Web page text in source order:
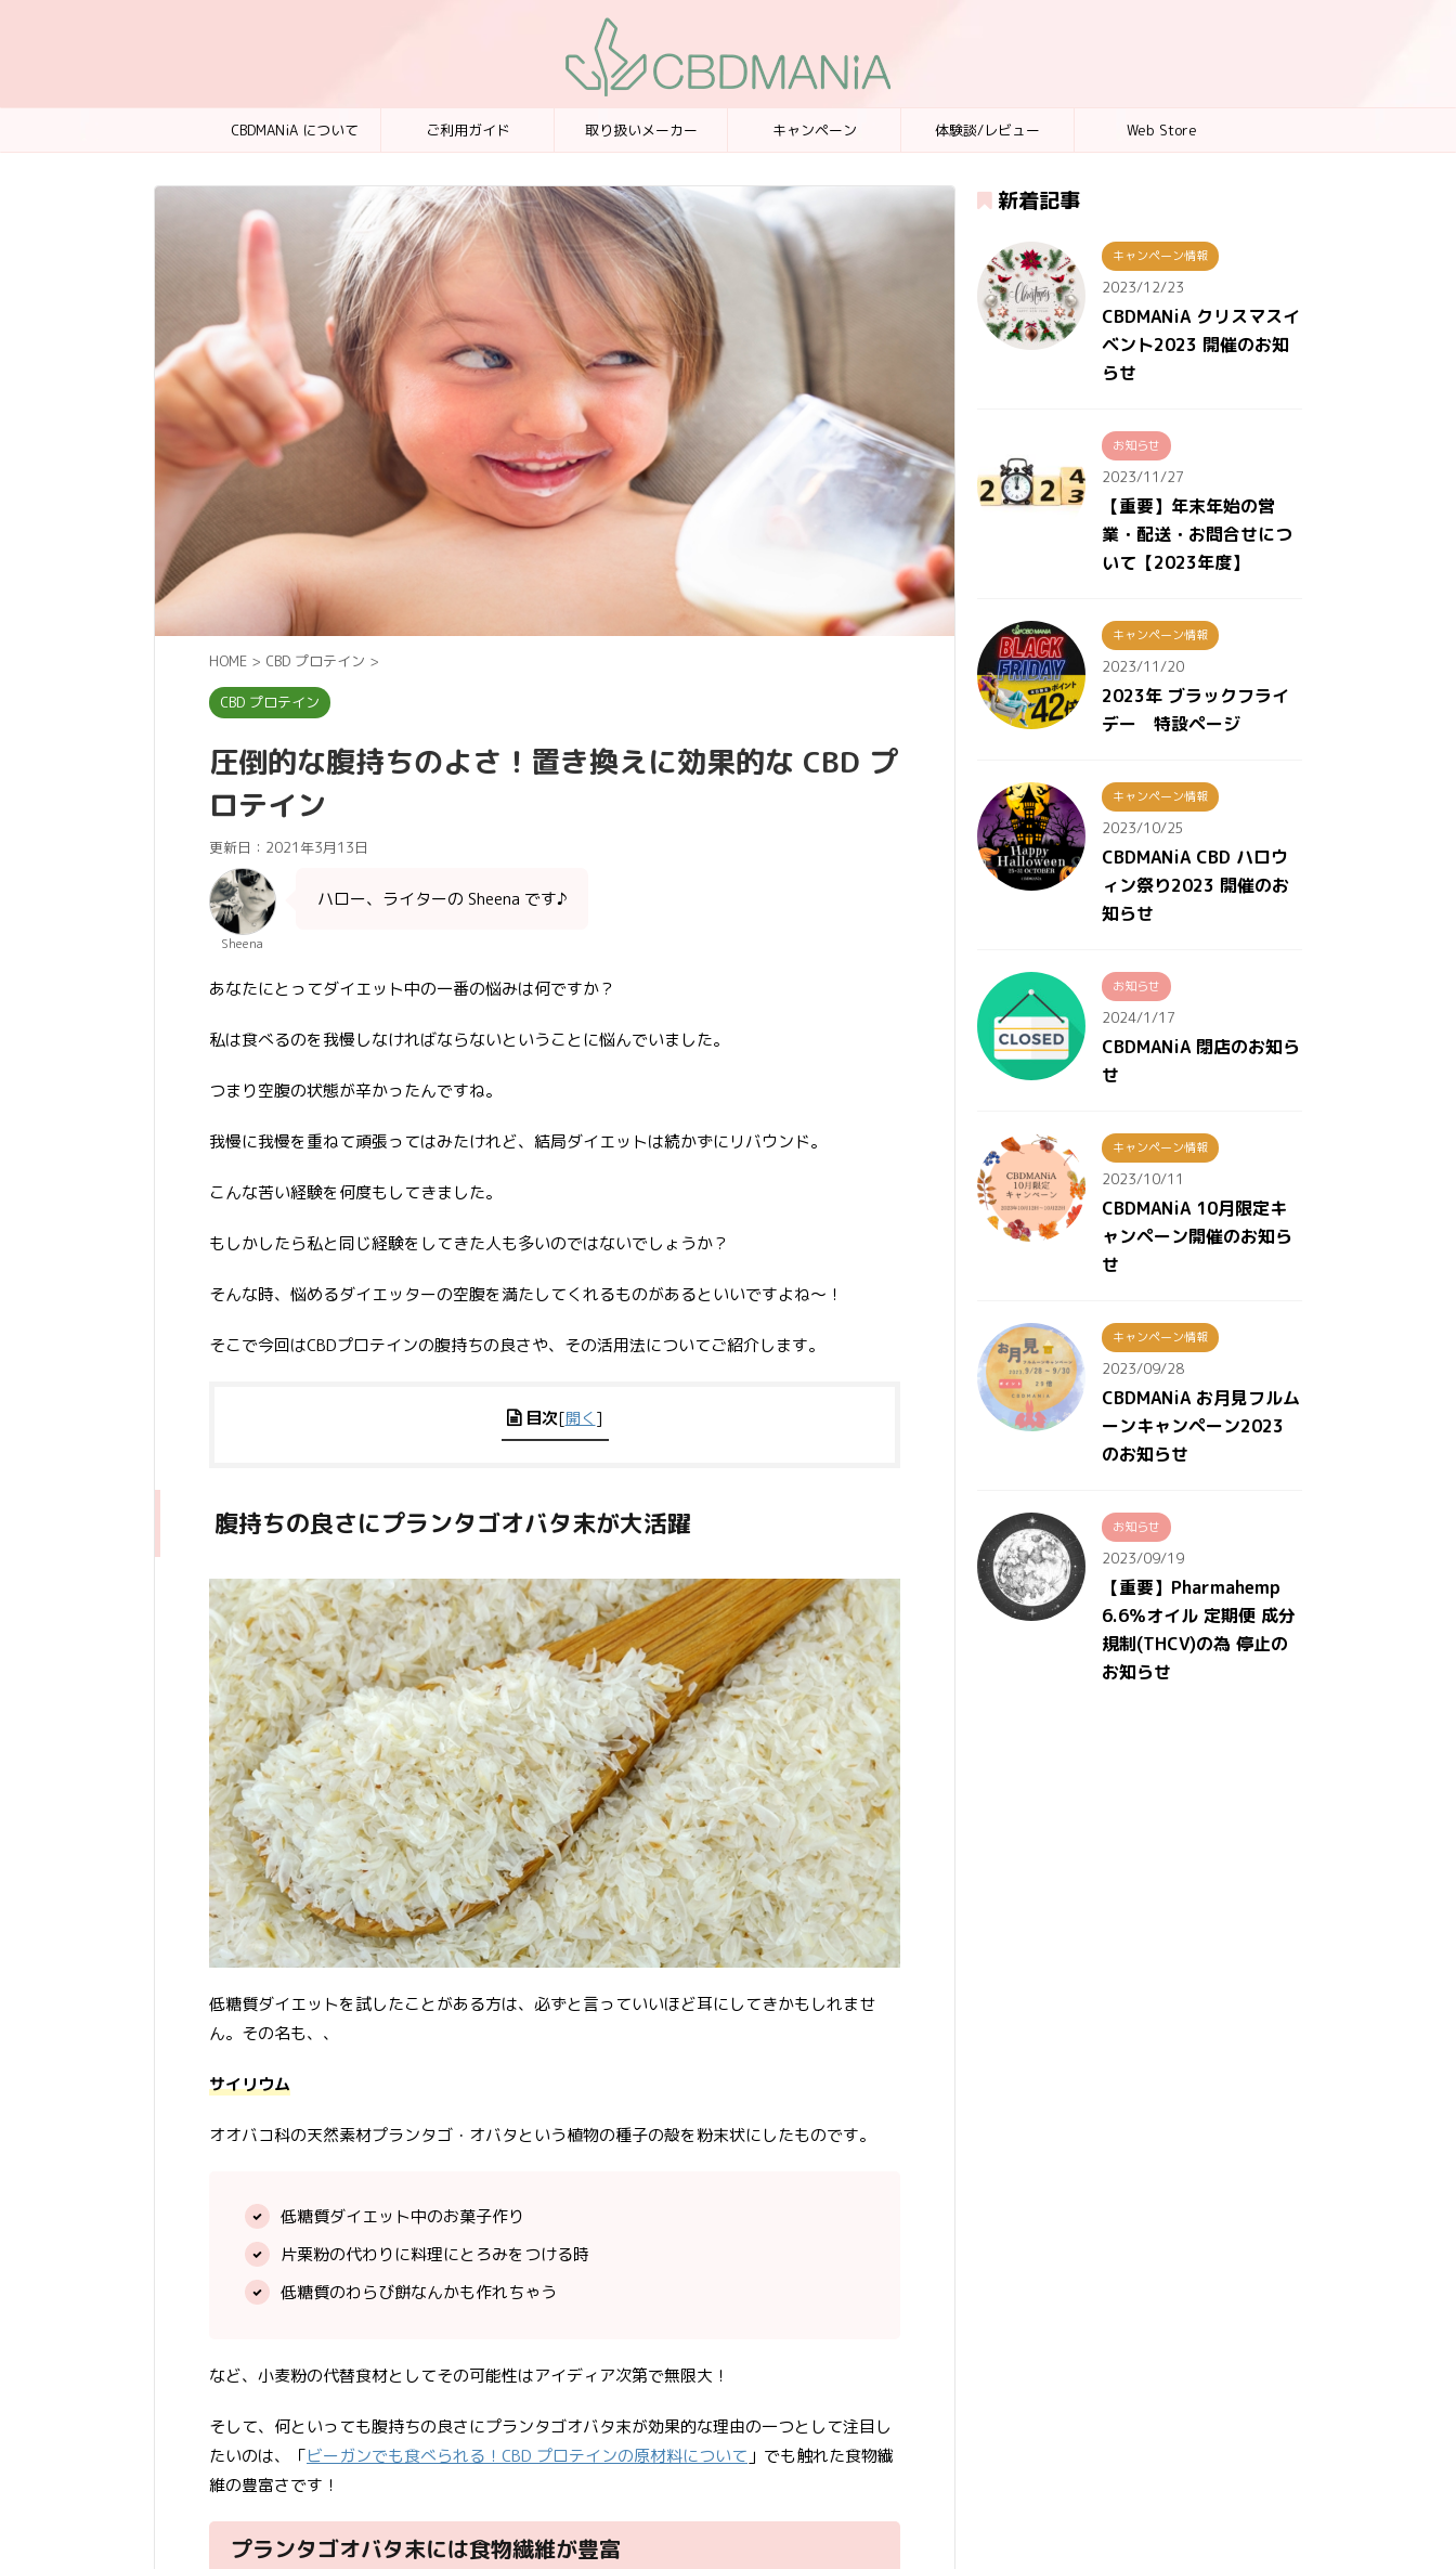
CBDMANiA について ご利用ガイド 取り扱いメーカー キャンペーン 体験談/レビュー Web Store
HOME > CBD プロテイン >
CBD プロテイン
圧倒的な腹持ちのよさ！置き換えに効果的な CBD プ
ロテイン
更新日： 2021年3月13日
Sheena
ハロー、ライターの Sheena です♪
あなたにとってダイエット中の一番の悩みは何ですか？
私は食べるのを我慢しなければならないということに悩んでいました。
つまり空腹の状態が辛かったんですね。
我慢に我慢を重ねて頑張ってはみたけれど、結局ダイエットは続かずにリバウンド。
こんな苦い経験を何度もしてきました。
もしかしたら私と同じ経験をしてきた人も多いのではないでしょうか？
そんな時、悩めるダイエッターの空腹を満たしてくれるものがあるといいですよね～！
そこで今回はCBDプロテインの腹持ちの良さや、その活用法についてご紹介します。
目次[開く ]
腹持ちの良さにプランタゴオバタ末が大活躍
低糖質ダイエットを試したことがある方は、必ずと言っていいほど耳にしてきかもしれませ
ん。その名も、、
サイリウム
オオバコ科の天然素材プランタゴ・オバタという植物の種子の殻を粉末状にしたものです。
低糖質ダイエット中のお菓子作り
片栗粉の代わりに料理にとろみをつける時
低糖質のわらび餅なんかも作れちゃう
など、小麦粉の代替食材としてその可能性はアイディア次第で無限大！
そして、何といっても腹持ちの良さにプランタゴオバタ末が効果的な理由の一つとして注目し
たいのは、「ビーガンでも食べられる！CBD プロテインの原材料について 」でも触れた食物繊
維の豊富さです！
プランタゴオバタ末には食物繊維が豊富
新着記事
キャンペーン情報
2023/12/23
CBDMANiA クリスマスイ
ベント2023 開催のお知
らせ
お知らせ
2023/11/27
【重要】年末年始の営
業・配送・お問合せにつ
いて【2023年度】
キャンペーン情報
2023/11/20
2023年 ブラックフライ
デー 特設ページ
キャンペーン情報
2023/10/25
CBDMANiA CBD ハロウ
ィン祭り2023 開催のお
知らせ
お知らせ
2024/1/17
CBDMANiA 閉店のお知ら
せ
キャンペーン情報
2023/10/11
CBDMANiA 10月限定キ
ャンペーン開催のお知ら
せ
キャンペーン情報
2023/09/28
CBDMANiA お月見フルム
ーンキャンペーン2023
のお知らせ
お知らせ
2023/09/19
【重要】Pharmahemp
6.6％オイル 定期便 成分
規制(THCV)の為 停止の
お知らせ